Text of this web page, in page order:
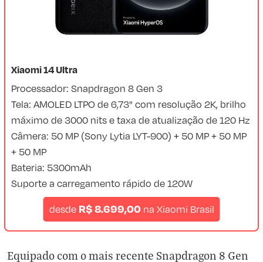
Xiaomi 14 Ultra
Processador: Snapdragon 8 Gen 3
Tela: AMOLED LTPO de 6,73" com resolução 2K, brilho
máximo de 3000 nits e taxa de atualização de 120 Hz
Câmera: 50 MP (Sony Lytia LYT-900) + 50 MP + 50 MP
+ 50 MP
Bateria: 5300mAh
Suporte a carregamento rápido de 120W
desde R$ 8.699,00na Xiaomi Brasil
Equipado com o mais recente Snapdragon 8 Gen